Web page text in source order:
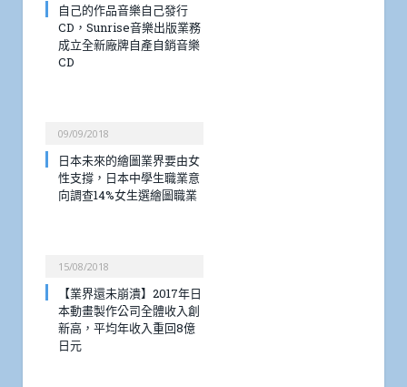
自己的作品音樂自己發行
CD，Sunrise音樂出版業務
成立全新廠牌自產自銷音樂
CD
09/09/2018
日本未來的繪圖業界要由女
性支撐，日本中學生職業意
向調查14%女生選繪圖職業
15/08/2018
【業界還未崩潰】2017年日
本動畫製作公司全體收入創
新高，平均年收入重回8億
日元